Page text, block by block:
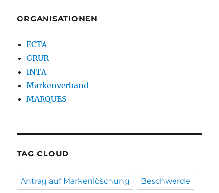
ORGANISATIONEN
ECTA
GRUR
INTA
Markenverband
MARQUES
TAG CLOUD
Antrag auf Markenlöschung Beschwerde